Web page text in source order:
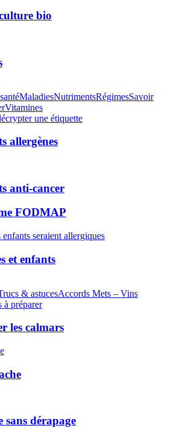
bio
MaladiesNutrimentsRégimesSavoir
Vitamines
allergènes
anti-cancer
FODMAP
et enfants
& astucesAccords Mets – Vins
les calmars
sans dérapage